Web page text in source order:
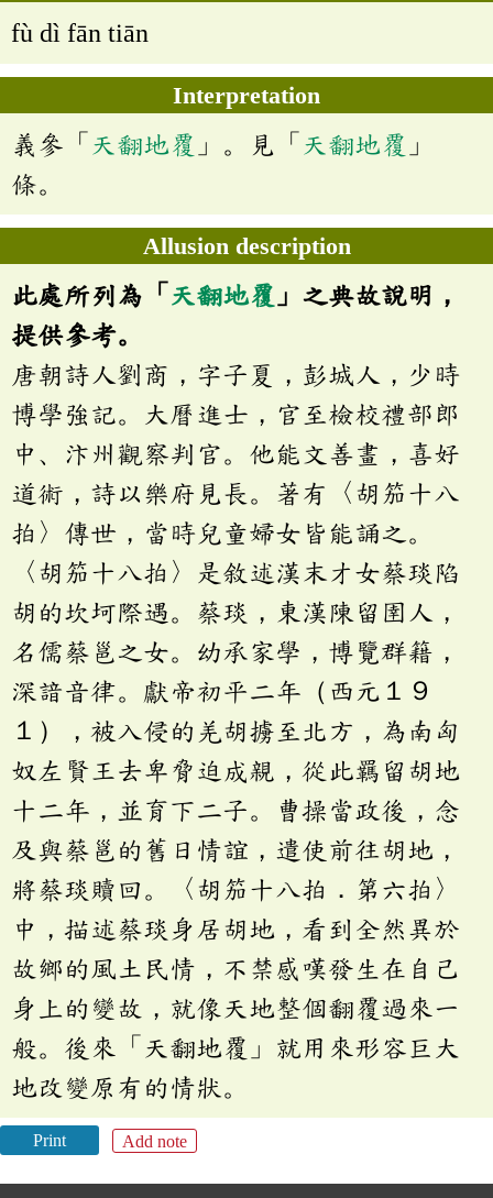
fù dì fān tiān
Interpretation
義參「 天翻地覆 」。見「 天翻地覆 」
條。
Allusion description
此處所列為「 天翻地覆 」之典故說明，
提供參考。
唐朝詩人劉商，字子夏，彭城人，少時
博學強記。大曆進士，官至檢校禮部郎
中、汴州觀察判官。他能文善畫，喜好
道術，詩以樂府見長。著有〈胡笳十八
拍〉傳世，當時兒童婦女皆能誦之。
〈胡笳十八拍〉是敘述漢末才女蔡琰陷
胡的坎坷際遇。蔡琰，東漢陳留圉人，
名儒蔡邕之女。幼承家學，博覽群籍，
深諳音律。獻帝初平二年（西元１９
１），被入侵的羌胡擄至北方，為南匈
奴左賢王去卑脅迫成親，從此羈留胡地
十二年，並育下二子。曹操當政後，念
及與蔡邕的舊日情誼，遣使前往胡地，
將蔡琰贖回。〈胡笳十八拍．第六拍〉
中，描述蔡琰身居胡地，看到全然異於
故鄉的風土民情，不禁感嘆發生在自己
身上的變故，就像天地整個翻覆過來一
般。後來「天翻地覆」就用來形容巨大
地改變原有的情狀。
Print Add note